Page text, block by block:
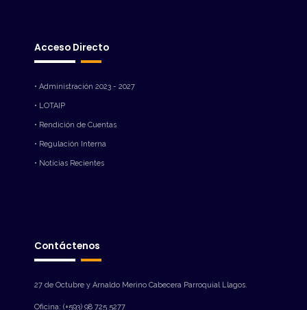
Acceso Directo
• Administración 2023 - 2027
• LOTAIP
• Rendición de Cuentas
• Regulación Interna
• Noticias Recientes
Contáctenos
27 de Octubre y Arnaldo Merino Cabecera Parroquial Llagos.
Oficina: (+593) 98 725 5277